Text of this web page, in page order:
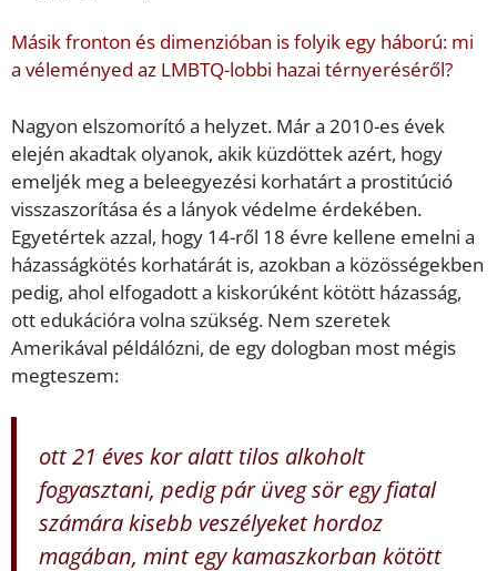
Másik fronton és dimenzióban is folyik egy háború: mi
a véleményed az LMBTQ-lobbi hazai térnyeréséről?
Nagyon elszomorító a helyzet. Már a 2010-es évek
elején akadtak olyanok, akik küzdöttek azért, hogy
emeljék meg a beleegyezési korhatárt a prostitúció
visszaszorítása és a lányok védelme érdekében.
Egyetértek azzal, hogy 14-ről 18 évre kellene emelni a
házasságkötés korhatárát is, azokban a közösségekben
pedig, ahol elfogadott a kiskorúként kötött házasság,
ott edukációra volna szükség. Nem szeretek
Amerikával példálózni, de egy dologban most mégis
megteszem:
ott 21 éves kor alatt tilos alkoholt
fogyasztani, pedig pár üveg sör egy fiatal
számára kisebb veszélyeket hordoz
magában, mint egy kamaszkorban kötött